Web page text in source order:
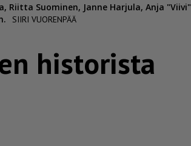
Riitta Suominen, Janne Harjula, Anja "Viivi"
SIIRI VUORENPÄÄ
historista